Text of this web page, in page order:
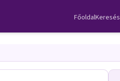
FőoldalKeresés